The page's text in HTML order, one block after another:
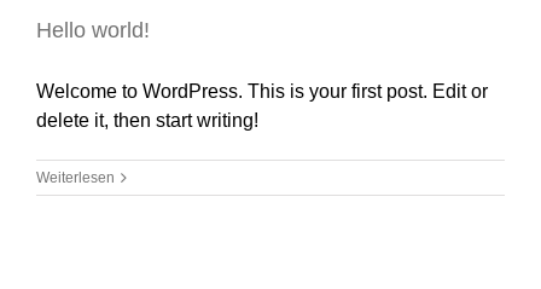
Hello world!
Welcome to WordPress. This is your first post. Edit or
delete it, then start writing!
Weiterlesen